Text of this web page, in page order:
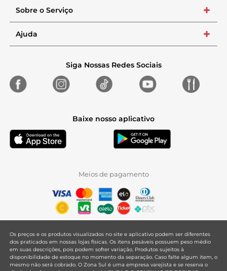
Sobre o Serviço +
Ajuda +
Siga Nossas Redes Sociais
Baixe nosso aplicativo
Meios de pagamento
Os preços e os produtos visualizados no site e aplicativo podem ser diferentes
dos praticados em nossas lojas físicas. Os itens pesáveis possuem peso médio
em suas descrições, pois podem sofrer variação. Produtos sujeitos à
disponibilidade de estoque no momento da separação. Caso falte algum item, o
mesmo não será cobrado. O Zona Sul é uma empresa varejista e se reserva o